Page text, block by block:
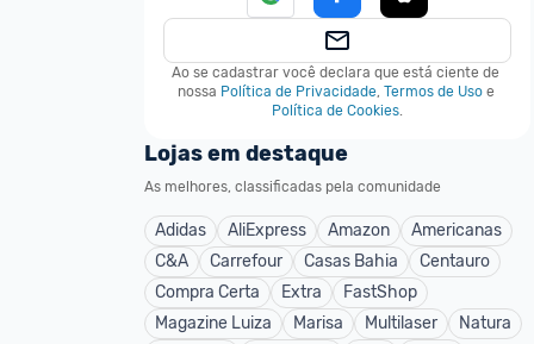
Ao se cadastrar você declara que está ciente de
nossa Política de Privacidade, Termos de Uso e
Política de Cookies.
Lojas em destaque
As melhores, classificadas pela comunidade
Adidas AliExpress Amazon
Americanas
C&A
Carrefour Casas Bahia
Centauro
Compra Certa
Extra
FastShop
Magazine Luiza
Marisa Multilaser
Natura